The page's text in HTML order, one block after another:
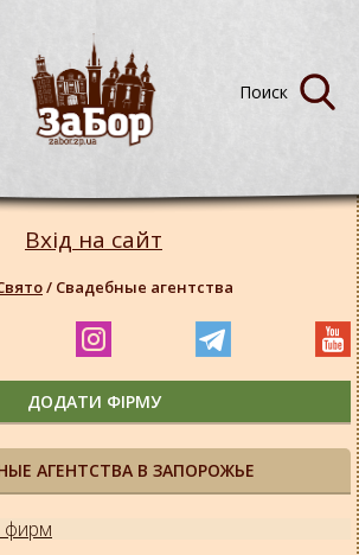
АГЕНТСТВА В ЗАПОРОЖЬЕ
фирм
Вхід на сайт
/ Свадебные агентства
ДОДАТИ ФІРМУ